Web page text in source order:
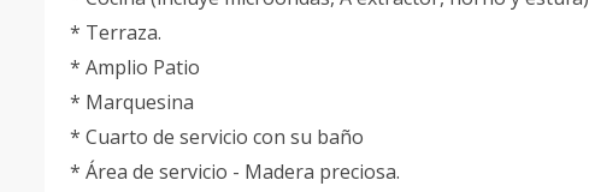
* Terraza.
* Amplio Patio
* Marquesina
* Cuarto de servicio con su baño
* Área de servicio - Madera preciosa.